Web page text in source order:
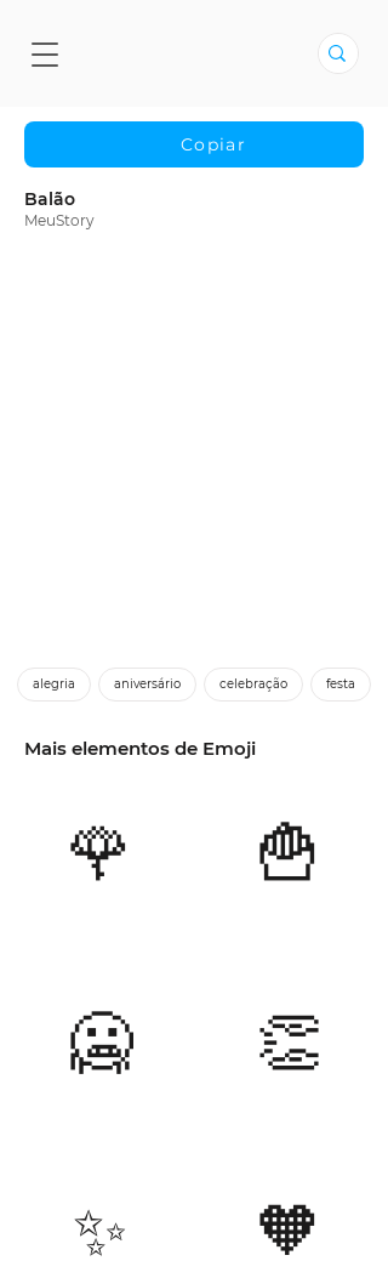
Copiar
Balão
MeuStory
alegria aniversário celebração festa
Mais elementos de Emoji
🌹
🥶
✨
🍟
👏
🧡